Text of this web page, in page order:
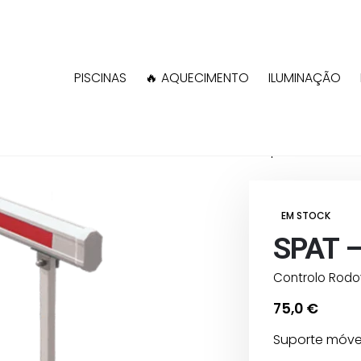
PISCINAS 🔥 AQUECIMENTO ILUMINAÇÃO
EM STOCK
SPAT
Controlo
75,0 €
Suporte